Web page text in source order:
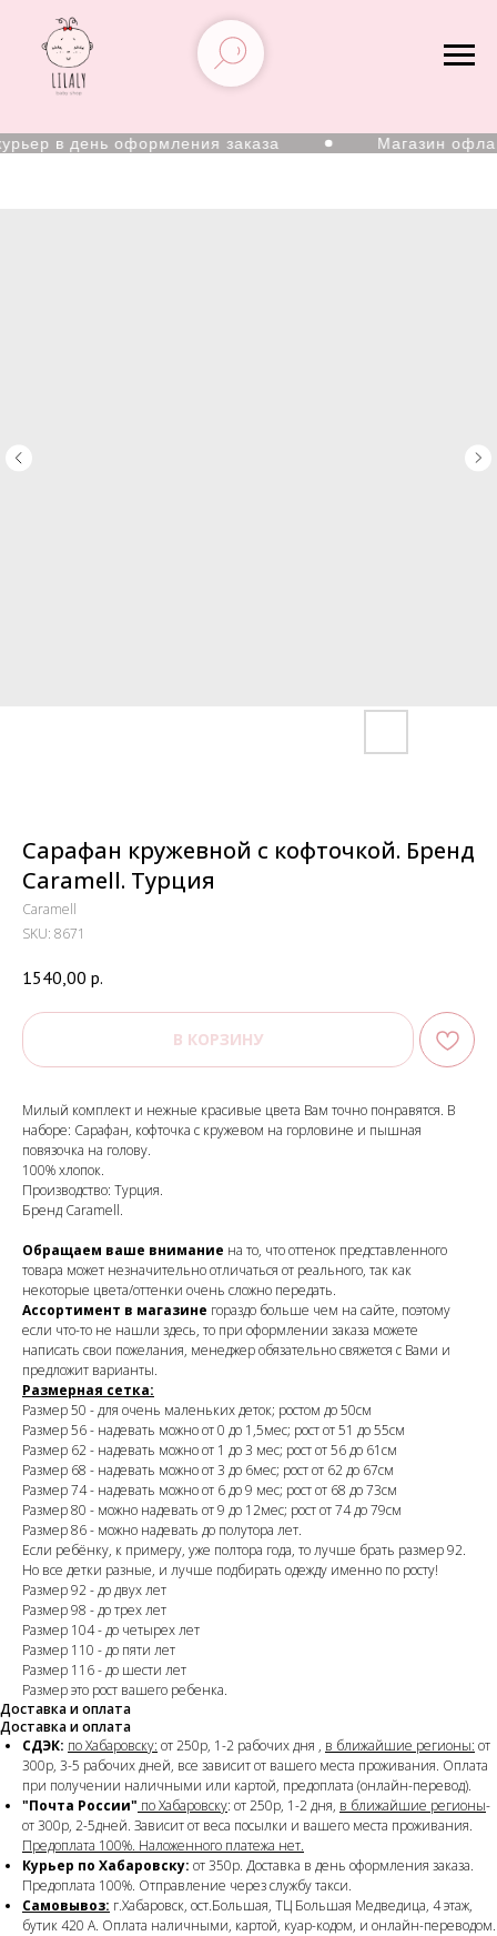
в день оформления заказа Магазин
Сарафан кружевной с кофточкой. Бренд
Caramell. Турция
Caramell
SKU: 8671
1540,00 р.
В КОРЗИНУ
Милый комплект и нежные красивые цвета Вам точно понравятся. В
наборе: Сарафан, кофточка с кружевом на горловине и пышная
повязочка на голову.
100% хлопок.
Производство: Турция.
Бренд Caramell.
Обращаем ваше внимание на то, что оттенок представленного
товара может незначительно отличаться от реального, так как
некоторые цвета/оттенки очень сложно передать.
Ассортимент в магазине гораздо больше чем на сайте, поэтому
если что-то не нашли здесь, то при оформлении заказа можете
написать свои пожелания, менеджер обязательно свяжется с Вами и
предложит варианты.
Размерная сетка:
Размер 50 - для очень маленьких деток; ростом до 50см
Размер 56 - надевать можно от 0 до 1,5мес; рост от 51 до 55см
Размер 62 - надевать можно от 1 до 3 мес; рост от 56 до 61см
Размер 68 - надевать можно от 3 до 6мес; рост от 62 до 67см
Размер 74 - надевать можно от 6 до 9 мес; рост от 68 до 73см
Размер 80 - можно надевать от 9 до 12мес; рост от 74 до 79см
Размер 86 - можно надевать до полутора лет.
Если ребёнку, к примеру, уже полтора года, то лучше брать размер 92.
Но все детки разные, и лучше подбирать одежду именно по росту!
Размер 92 - до двух лет
Размер 98 - до трех лет
Размер 104 - до четырех лет
Размер 110 - до пяти лет
Размер 116 - до шести лет
Размер это рост вашего ребенка.
Доставка и оплата
Доставка и оплата
СДЭК: по Хабаровску: от 250р, 1-2 рабочих дня , в ближайшие регионы: от
300р, 3-5 рабочих дней, все зависит от вашего места проживания. Оплата
при получении наличными или картой, предоплата (онлайн-перевод).
"Почта России" по Хабаровску: от 250р, 1-2 дня, в ближайшие регионы-
от 300р, 2-5дней. Зависит от веса посылки и вашего места проживания.
Предоплата 100%. Наложенного платежа нет.
Курьер по Хабаровску: от 350р. Доставка в день оформления заказа.
Предоплата 100%. Отправление через службу такси.
Самовывоз: г.Хабаровск, ост.Большая, ТЦ Большая Медведица, 4 этаж,
бутик 420 А. Оплата наличными, картой, куар-кодом, и онлайн-переводом.